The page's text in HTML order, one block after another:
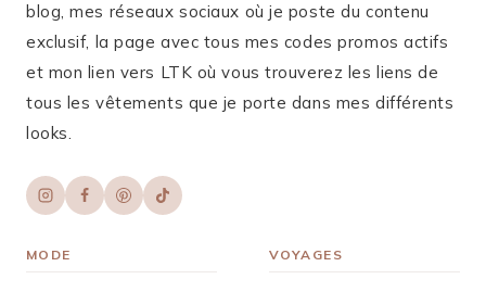
blog, mes réseaux sociaux où je poste du contenu
exclusif, la page avec tous mes codes promos actifs
et mon lien vers LTK où vous trouverez les liens de
tous les vêtements que je porte dans mes différents
looks.
MODE VOYAGES